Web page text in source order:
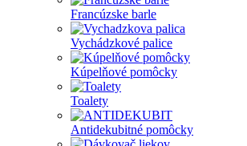
Francúzske barle
Vychádzkové palice
Kúpelňové pomôcky
Toalety
Antidekubitné pomôcky